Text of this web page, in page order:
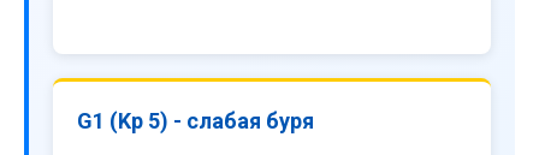
G1 (Kp 5) - слабая буря